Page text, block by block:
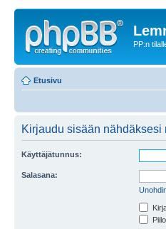
PP:n
Etusivu
Kirjaudu sisään nähdäksesi
Käyttäjätunnus:
Salasana: